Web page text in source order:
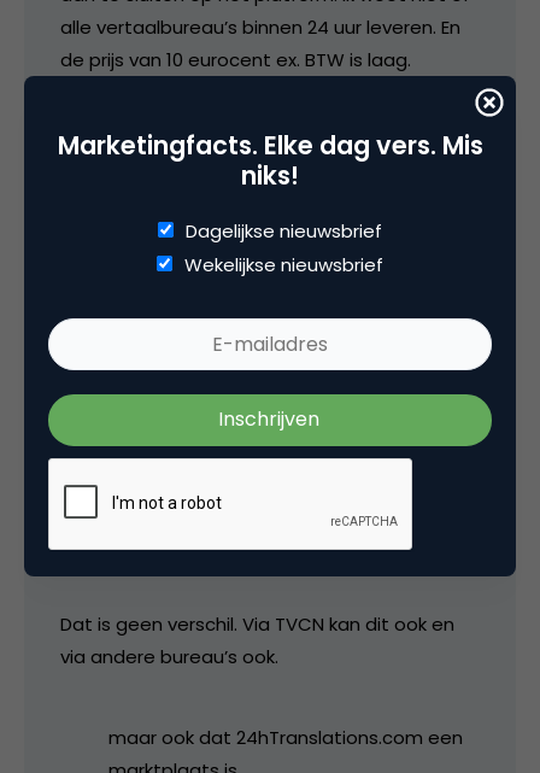
alle vertaalbureau’s binnen 24 uur leveren. En
de prijs van 10 eurocent ex. BTW is laag.
Michel
Het grootste verschil met websites van
vertaalde tekst binnen 24 uur in je
mailbox zit…
Dat is geen verschil. Via TVCN kan dit ook en
via andere bureau’s ook.
maar ook dat 24hTranslations.com een
Marketingfacts. Elke dag vers. Mis
niks!
Dagelijkse nieuwsbrief
Wekelijkse nieuwsbrief